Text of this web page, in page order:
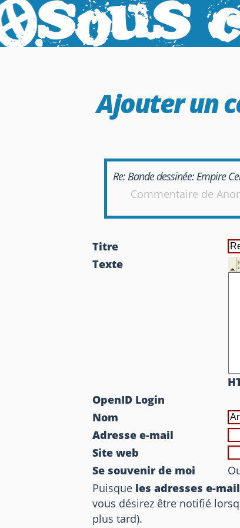
Ajouter un
Re: Bande dessinée: Empire
Commentaire de
Titre
Texte
OpenID Login
Nom
Adresse e-mail
Site web
Se souvenir de moi
Puisque les adresses e-
vous désirez être notifié
plus tard).